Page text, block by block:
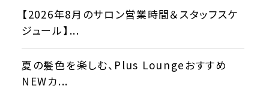
【2026年8月のサロン営業時間＆スタッフスケ
ジュール】...
夏の髪色を楽しむ、Plus Loungeおすすめ
NEWカ...